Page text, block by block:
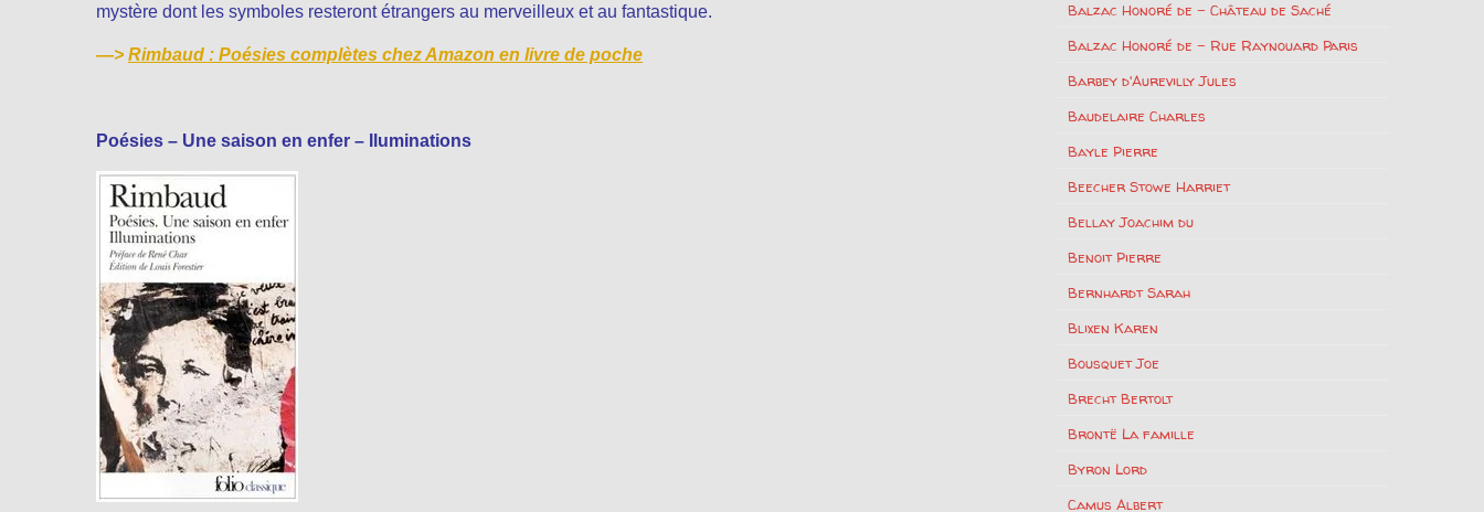
mystère dont les symboles resteront étrangers au merveilleux et au fantastique.
—> Rimbaud : Poésies complètes chez Amazon en livre de poche
Poésies – Une saison en enfer – Iluminations
Balzac Honoré de – Château de Saché
Balzac Honoré de – Rue Raynouard Paris
Barbey d'Aurevilly Jules
Baudelaire Charles
Bayle Pierre
Beecher Stowe Harriet
Bellay Joachim du
Benoit Pierre
Bernhardt Sarah
Blixen Karen
Bousquet Joe
Brecht Bertolt
Brontë La famille
Byron Lord
Camus Albert